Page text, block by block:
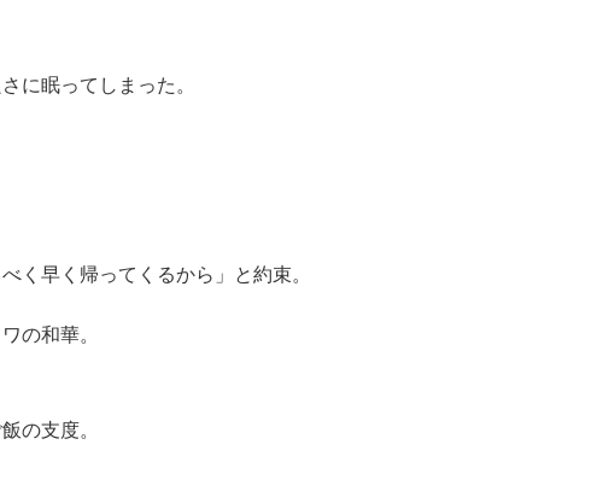
に眠ってしまった。
く早く帰ってくるから」と約束。
の和華。
の支度。